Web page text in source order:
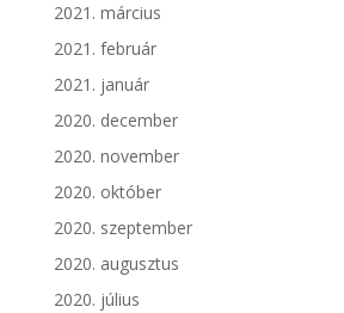
2021. március
2021. február
2021. január
2020. december
2020. november
2020. október
2020. szeptember
2020. augusztus
2020. július